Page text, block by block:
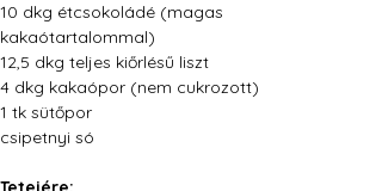
10 dkg étcsokoládé (magas
kakaótartalommal)
12,5 dkg teljes kiőrlésű liszt
4 dkg kakaópor (nem cukrozott)
1 tk sütőpor
csipetnyi só